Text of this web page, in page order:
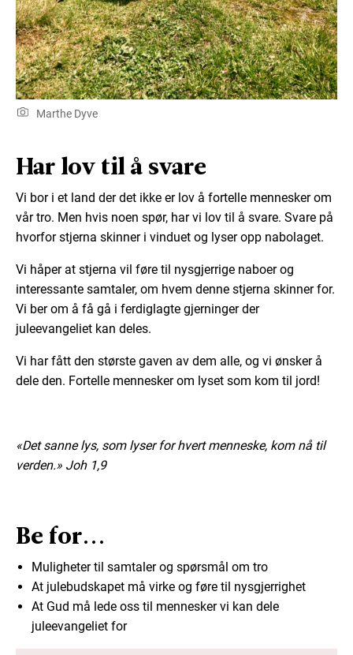
Marthe Dyve
Har lov til å svare
Vi bor i et land der det ikke er lov å fortelle mennesker om
vår tro. Men hvis noen spør, har vi lov til å svare. Svare på
hvorfor stjerna skinner i vinduet og lyser opp nabolaget.
Vi håper at stjerna vil føre til nysgjerrige naboer og
interessante samtaler, om hvem denne stjerna skinner for.
Vi ber om å få gå i ferdiglagte gjerninger der
juleevangeliet kan deles.
Vi har fått den største gaven av dem alle, og vi ønsker å
dele den. Fortelle mennesker om lyset som kom til jord!
«Det sanne lys, som lyser for hvert menneske, kom nå til
verden.» Joh 1,9
Be for...
Muligheter til samtaler og spørsmål om tro
At julebudskapet må virke og føre til nysgjerrighet
At Gud må lede oss til mennesker vi kan dele
juleevangeliet for